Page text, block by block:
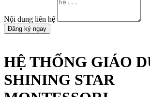
Nội dung liên hệ
Đăng ký ngay
HỆ THỐNG GIÁO
SHINING STAR